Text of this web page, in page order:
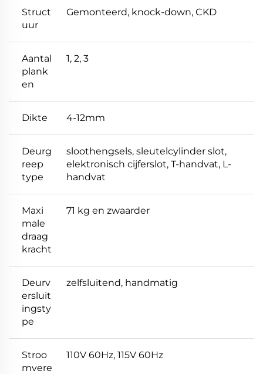
Struct
uur
Gemonteerd, knock-down, CKD
Aantal
plank
en
1, 2, 3
Dikte 4-12mm
Deurg
reep
type
sloothengsels, sleutelcylinder slot,
elektronisch cijferslot, T-handvat, L-
handvat
Maxi
male
draag
kracht
71 kg en zwaarder
Deurv
ersluit
ingsty
pe
zelfsluitend, handmatig
Stroo
mvere
110V 60Hz, 115V 60Hz